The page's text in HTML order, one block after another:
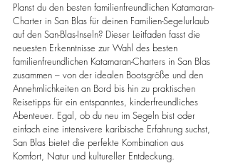
Planst du den besten familienfreundlichen Katamaran-
Charter in San Blas für deinen Familien-Segelurlaub
auf den San-Blas-Inseln? Dieser Leitfaden fasst die
neuesten Erkenntnisse zur Wahl des besten
familienfreundlichen Katamaran-Charters in San Blas
zusammen – von der idealen Bootsgröße und den
Annehmlichkeiten an Bord bis hin zu praktischen
Reisetipps für ein entspanntes, kinderfreundliches
Abenteuer. Egal, ob du neu im Segeln bist oder
einfach eine intensivere karibische Erfahrung suchst,
San Blas bietet die perfekte Kombination aus
Komfort, Natur und kultureller Entdeckung.